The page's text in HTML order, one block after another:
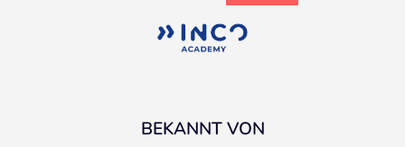
BEKANNT VON